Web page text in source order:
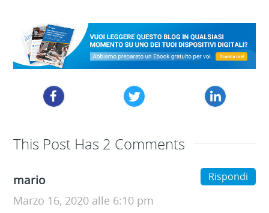
This Post Has 2 Comments
mario
Marzo 16, 2020 alle 6:10 pm
Rispondi